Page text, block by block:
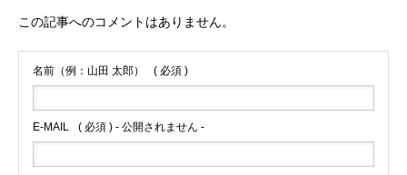
この記事へのコメントはありません。
名前（例：山田 太郎） ( 必須 )
E-MAIL ( 必須 ) - 公開されません -